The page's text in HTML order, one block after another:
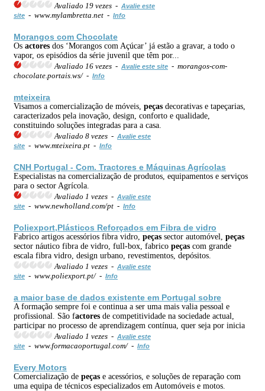
Avaliado 19 vezes - Avalie este
site - www.mylambretta.net - Info
Morangos com Chocolate
Os actores dos ‘Morangos com Açúcar’ já estão a gravar, a todo o
vapor, os episódios da série juvenil que têm por...
Avaliado 16 vezes - Avalie este site - morangos-com-
chocolate.portais.ws/ - Info
mteixeira
Visamos a comercialização de móveis, peças decorativas e tapeçarias,
caracterizados pela inovação, design, conforto e qualidade,
constituindo soluções integradas para a casa.
Avaliado 8 vezes - Avalie este
site - www.mteixeira.pt - Info
CNH Portugal - Com. Tractores e Máquinas Agrícolas
Especialistas na comercialização de produtos, equipamentos e serviços
para o sector Agrícola.
Avaliado 1 vezes - Avalie este
site - www.newholland.com/pt - Info
Poliexport,Plásticos Reforçados em Fibra de vidro
Fabrico artigos acessórios fibra vidro, peças sector automóvel, peças
sector náutico fibra de vidro, full-box, fabrico peças com grande
escala fibra vidro, design urbano, revestimentos, depósitos.
Avaliado 1 vezes - Avalie este
site - www.poliexport.pt/ - Info
a maior base de dados existente em Portugal sobre
A formação sempre foi e continua a ser uma mais valia pessoal e
profissional. São factores de competitividade na sociedade actual,
participar no processo de aprendizagem contínua, quer seja por inicia
Avaliado 1 vezes - Avalie este
site - www.formacaoportugal.com/ - Info
Every Motors
Comercialização de peças e acessórios, e soluções de reparação com
uma equipa de técnicos especializados em Automóveis e motos.